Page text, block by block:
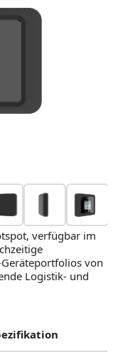
verfügbar im
von
Logistik- und